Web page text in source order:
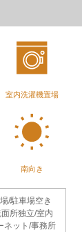
室内洗濯機置場
南向き
/駐車場空き
所独立/室内
ネット/事務所